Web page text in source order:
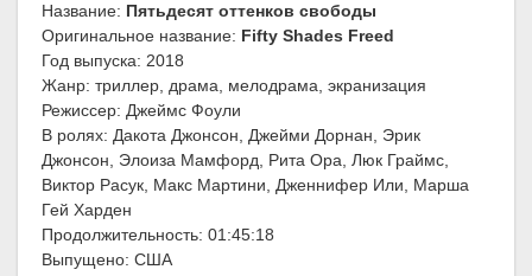
Название: Пятьдесят оттенков свободы
Оригинальное название: Fifty Shades Freed
Год выпуска: 2018
Жанр: триллер, драма, мелодрама, экранизация
Режиссер: Джеймс Фоули
В ролях: Дакота Джонсон, Джейми Дорнан, Эрик
Джонсон, Элоиза Мамфорд, Рита Ора, Люк Граймс,
Виктор Расук, Макс Мартини, Дженнифер Или, Марша
Гей Харден
Продолжительность: 01:45:18
Выпущено: США